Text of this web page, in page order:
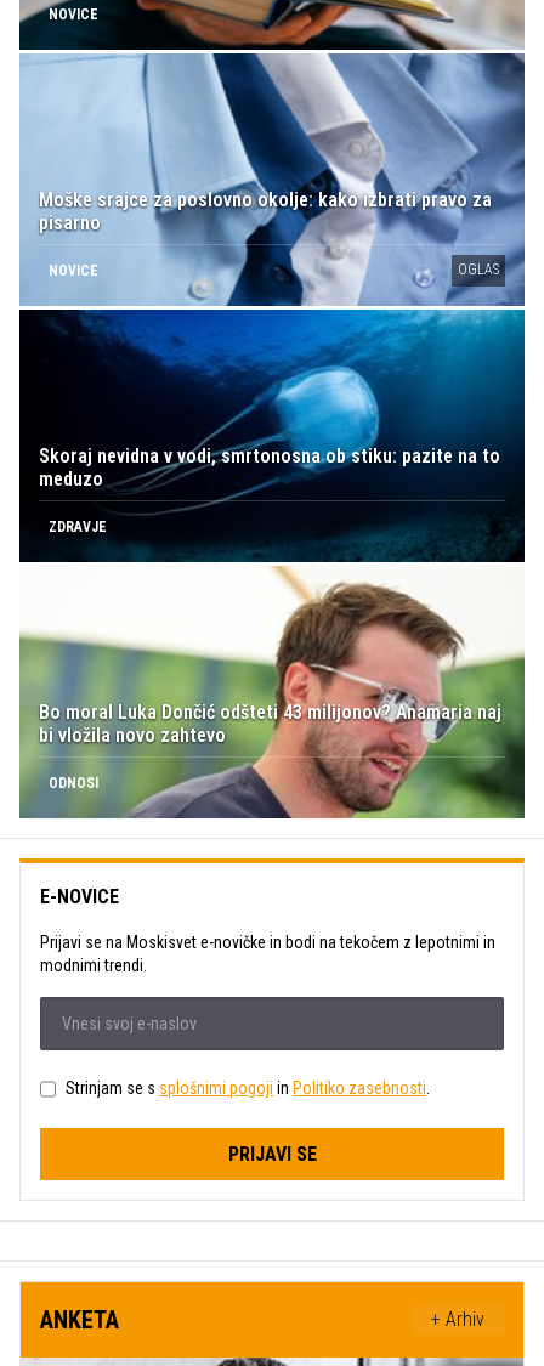
NOVICE
Moške srajce za poslovno okolje: kako izbrati pravo za
pisarno
NOVICE OGLAS
Skoraj nevidna v vodi, smrtonosna ob stiku: pazite na to
meduzo
ZDRAVJE
Bo moral Luka Dončić odšteti 43 milijonov? Anamaria naj
bi vložila novo zahtevo
ODNOSI
E-NOVICE
Prijavi se na Moskisvet e-novičke in bodi na tekočem z lepotnimi in
modnimi trendi.
Strinjam se s splošnimi pogoji in Politiko zasebnosti.
PRIJAVI SE
ANKETA + Arhiv